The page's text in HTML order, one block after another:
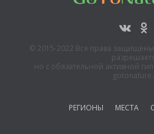
© 2015-2022 Все права
но с обязательной активной
РЕГИОНЫ МЕСТА